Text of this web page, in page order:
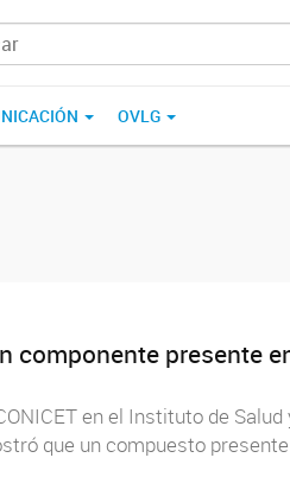
OVLG
componente presente
en el Instituto de Salud
que un compuesto